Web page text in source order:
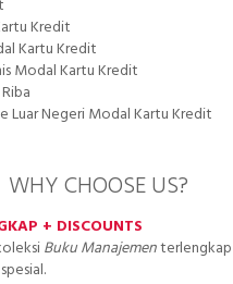
Kredit
Kartu Kredit
Modal Kartu Kredit
Luar Negeri Modal Kartu Kredit
WHY CHOOSE US?
+ DISCOUNTS
Buku Manajemen